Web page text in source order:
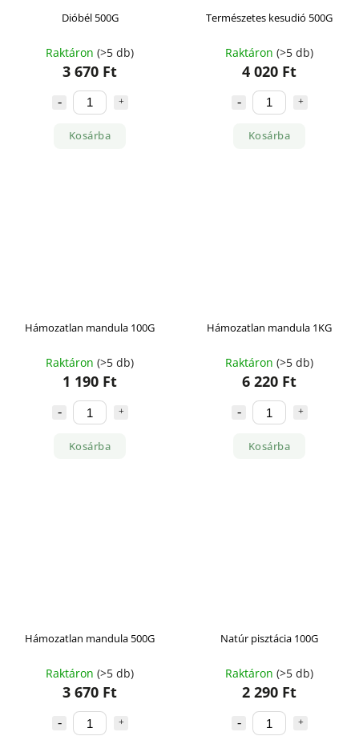
Dióbél 500G
Raktáron (>5 db)
3 670 Ft
Kosárba
Természetes kesudió 500G
Raktáron (>5 db)
4 020 Ft
Kosárba
Hámozatlan mandula 100G
Raktáron (>5 db)
1 190 Ft
Kosárba
Hámozatlan mandula 1KG
Raktáron (>5 db)
6 220 Ft
Kosárba
Hámozatlan mandula 500G
Raktáron (>5 db)
3 670 Ft
Natúr pisztácia 100G
Raktáron (>5 db)
2 290 Ft